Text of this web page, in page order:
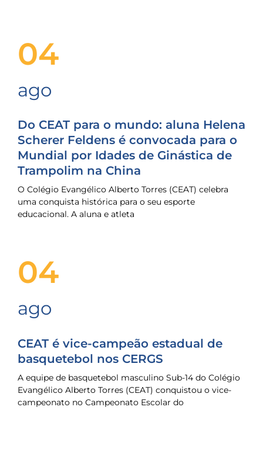
04
ago
Do CEAT para o mundo: aluna Helena
Scherer Feldens é convocada para o
Mundial por Idades de Ginástica de
Trampolim na China
O Colégio Evangélico Alberto Torres (CEAT) celebra
uma conquista histórica para o seu esporte
educacional. A aluna e atleta
04
ago
CEAT é vice-campeão estadual de
basquetebol nos CERGS
A equipe de basquetebol masculino Sub-14 do Colégio
Evangélico Alberto Torres (CEAT) conquistou o vice-
campeonato no Campeonato Escolar do